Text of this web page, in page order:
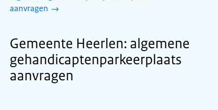
aanvragen
Gemeente Heerlen: algemene
gehandicaptenparkeerplaats
aanvragen